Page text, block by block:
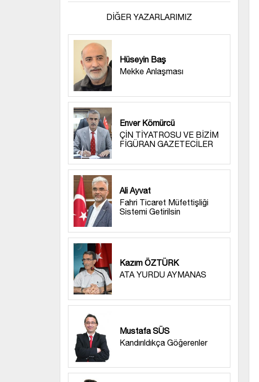
DİĞER YAZARLARIMIZ
Hüseyin Baş
Mekke Anlaşması
Enver Kömürcü
ÇİN TİYATROSU VE BİZİM
FİGÜRAN GAZETECİLER
Ali Ayvat
Fahri Ticaret Müfettişliği
Sistemi Getirilsin
Kazım ÖZTÜRK
ATA YURDU AYMANAS
Mustafa SÜS
Kandırıldıkça Göğerenler